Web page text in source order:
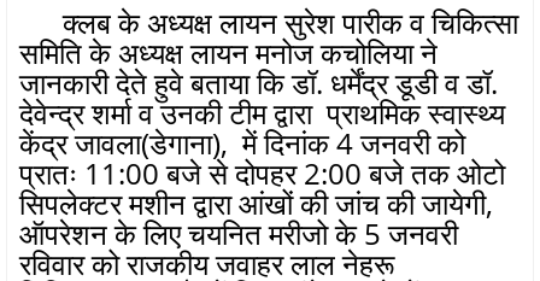
क्लब के अध्यक्ष लायन सुरेश पारीक व चिकित्सा
समिति के अध्यक्ष लायन मनोज कचोलिया ने
जानकारी देते हुवे बताया कि डॉ. धर्मेंद्र डूडी व डॉ.
देवेन्द्र शर्मा व उनकी टीम द्वारा प्राथमिक स्वास्थ्य
केंद्र जावला(डेगाना), में दिनांक 4 जनवरी को
प्रातः 11:00 बजे से दोपहर 2:00 बजे तक ओटो
सिपलेक्टर मशीन द्वारा आंखों की जांच की जायेगी,
ऑपरेशन के लिए चयनित मरीजो के 5 जनवरी
रविवार को राजकीय जवाहर लाल नेहरू